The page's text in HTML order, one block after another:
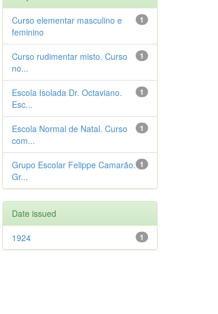
1
Curso elementar masculino e
feminino
1
Curso rudimentar misto. Curso
no...
1
Escola Isolada Dr. Octaviano.
Esc...
1
Escola Normal de Natal. Curso
com...
1
Grupo Escolar Felippe Camarão.
Gr...
Date issued
1
1924